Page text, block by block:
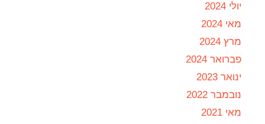
יולי 2024
מאי 2024
מרץ 2024
פברואר 2024
ינואר 2023
נובמבר 2022
מאי 2021